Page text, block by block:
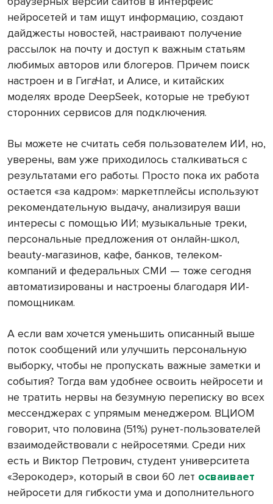
нейросетей и там ищут информацию, создают
дайджесты новостей, настраивают получение
рассылок на почту и доступ к важным статьям
любимых авторов или блогеров. Причем поиск
настроен и в ГигаЧат, и Алисе, и китайских
моделях вроде DeepSeek, которые не требуют
сторонних сервисов для подключения.
Вы можете не считать себя пользователем ИИ, но,
уверены, вам уже приходилось сталкиваться с
результатами его работы. Просто пока их работа
остается «за кадром»: маркетплейсы используют
рекомендательную выдачу, анализируя ваши
интересы с помощью ИИ; музыкальные треки,
персональные предложения от онлайн-школ,
beauty-магазинов, кафе, банков, телеком-
компаний и федеральных СМИ — тоже сегодня
автоматизированы и настроены благодаря ИИ-
помощникам.
А если вам хочется уменьшить описанный выше
поток сообщений или улучшить персональную
выборку, чтобы не пропускать важные заметки и
события? Тогда вам удобнее освоить нейросети и
не тратить нервы на безумную переписку во всех
мессенджерах с упрямым менеджером. ВЦИОМ
говорит, что половина (51%) рунет-пользователей
взаимодействовали с нейросетями. Среди них
есть и Виктор Петрович, студент университета
«Зерокодер», который в свои 60 лет осваивает
нейросети для гибкости ума и дополнительного